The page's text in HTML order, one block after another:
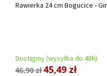
Rawierka 24 cm Bogucice -
Dostępny (wysyłka do 48h)
46,90 zł45,49 zł